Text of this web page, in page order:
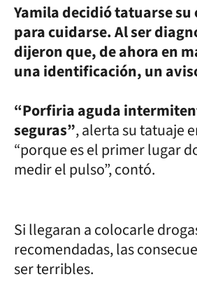
Yamila decidió tatuarse
para cuidarse. Al ser
dijeron que, de ahora en
una identificación, un
“Porfiria aguda
seguras”, alerta su tatuaje
“porque es el primer lugar
medir el pulso”, contó.
Si llegaran a colocarle
recomendadas, las
ser terribles.